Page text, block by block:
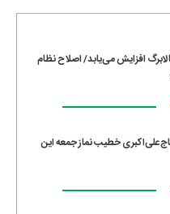
افزایش می‌یابد/ اصلاح نظام
خطیب نماز جمعه این